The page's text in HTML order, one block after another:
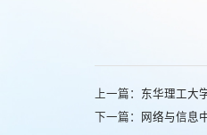
上一篇： 东华理工大
下一篇：
网络与信息